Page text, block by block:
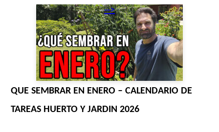
-->
QUE SEMBRAR EN ENERO – CALENDARIO DE
TAREAS HUERTO Y JARDIN 2026